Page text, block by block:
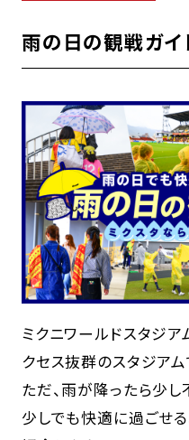
雨の日の観戦ガイ
ミクニワールドスタジ
クセス抜群のスタジア
ただ、雨が降ったら少し
少しでも快適に過ごせ